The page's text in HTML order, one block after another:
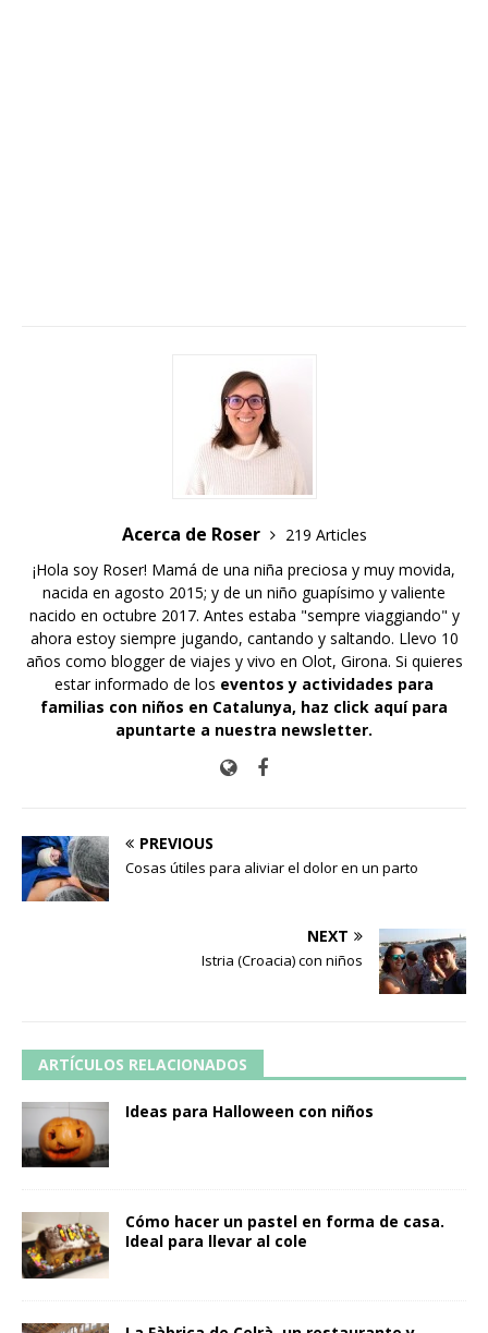
Acerca de Roser
219 Articles
¡Hola soy Roser! Mamá de una niña preciosa y muy movida,
nacida en agosto 2015; y de un niño guapísimo y valiente
nacido en octubre 2017. Antes estaba "sempre viaggiando" y
ahora estoy siempre jugando, cantando y saltando. Llevo 10
años como blogger de viajes y vivo en Olot, Girona. Si quieres
estar informado de los eventos y actividades para
familias con niños en Catalunya, haz click aquí para
apuntarte a nuestra newsletter.
PREVIOUS
Cosas útiles para aliviar el dolor en un parto
NEXT
Istria (Croacia) con niños
ARTÍCULOS RELACIONADOS
Ideas para Halloween con niños
Cómo hacer un pastel en forma de casa.
Ideal para llevar al cole